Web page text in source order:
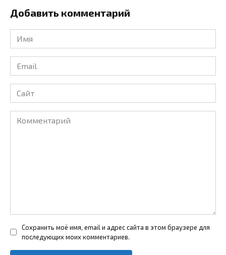
Добавить комментарий
Имя
*
Email
*
Сайт
Комментарий
Сохранить моё имя, email и адрес сайта в этом браузере для
последующих моих комментариев.